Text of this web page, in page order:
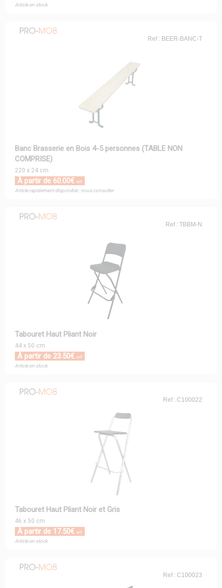
Article en stock
Ref : BEER-BANC-T
Banc Brasserie en Bois 4-5 personnes (TABLE NON
COMPRISE)
220 x 24 cm
À partir de 60.00€ HT
Article rapidement disponible : nous consulter
Ref : TBBM-N
Tabouret Haut Pliant Noir
44 x 50 cm
À partir de 23.50€ HT
Article en stock
Ref : C100022
Tabouret Haut Pliant Noir et Gris
46 x 50 cm
À partir de 17.50€ HT
Article en stock
Ref : C100023